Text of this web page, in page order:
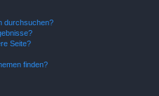
durchsuchen?
Seite?
finden?